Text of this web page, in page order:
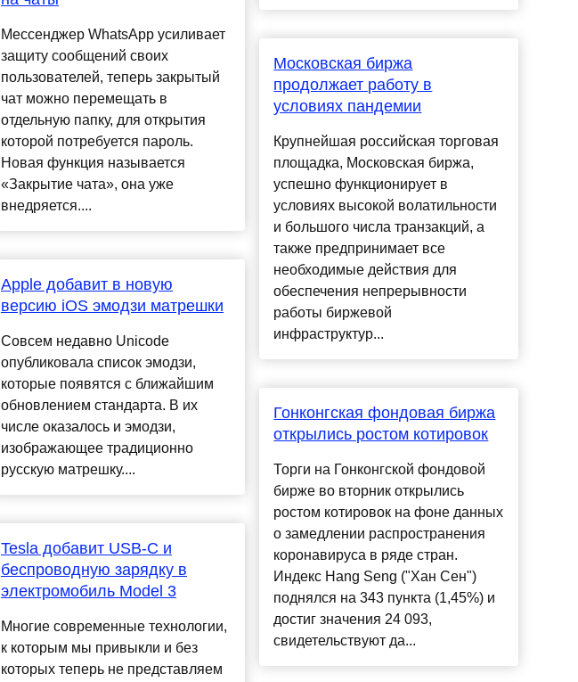
Мессенджер WhatsApp усиливает
защиту сообщений своих
пользователей, теперь закрытый
чат можно перемещать в
отдельную папку, для открытия
которой потребуется пароль.
Новая функция называется
«Закрытие чата», она уже
внедряется....
Apple добавит в новую
версию iOS эмодзи матрешки
Совсем недавно Unicode
опубликовала список эмодзи,
которые появятся с ближайшим
обновлением стандарта. В их
числе оказалось и эмодзи,
изображающее традиционно
русскую матрешку....
Tesla добавит USB-C и
беспроводную зарядку в
электромобиль Model 3
Многие современные технологии,
к которым мы привыкли и без
которых теперь не представляем
Московская биржа
продолжает работу в
условиях пандемии
Крупнейшая российская торговая
площадка, Московская биржа,
успешно функционирует в
условиях высокой волатильности
и большого числа транзакций, а
также предпринимает все
необходимые действия для
обеспечения непрерывности
работы биржевой
инфраструктур...
Гонконгская фондовая биржа
открылись ростом котировок
Торги на Гонконгской фондовой
бирже во вторник открылись
ростом котировок на фоне данных
о замедлении распространения
коронавируса в ряде стран.
Индекс Hang Seng ("Хан Сен")
поднялся на 343 пункта (1,45%) и
достиг значения 24 093,
свидетельствуют да...